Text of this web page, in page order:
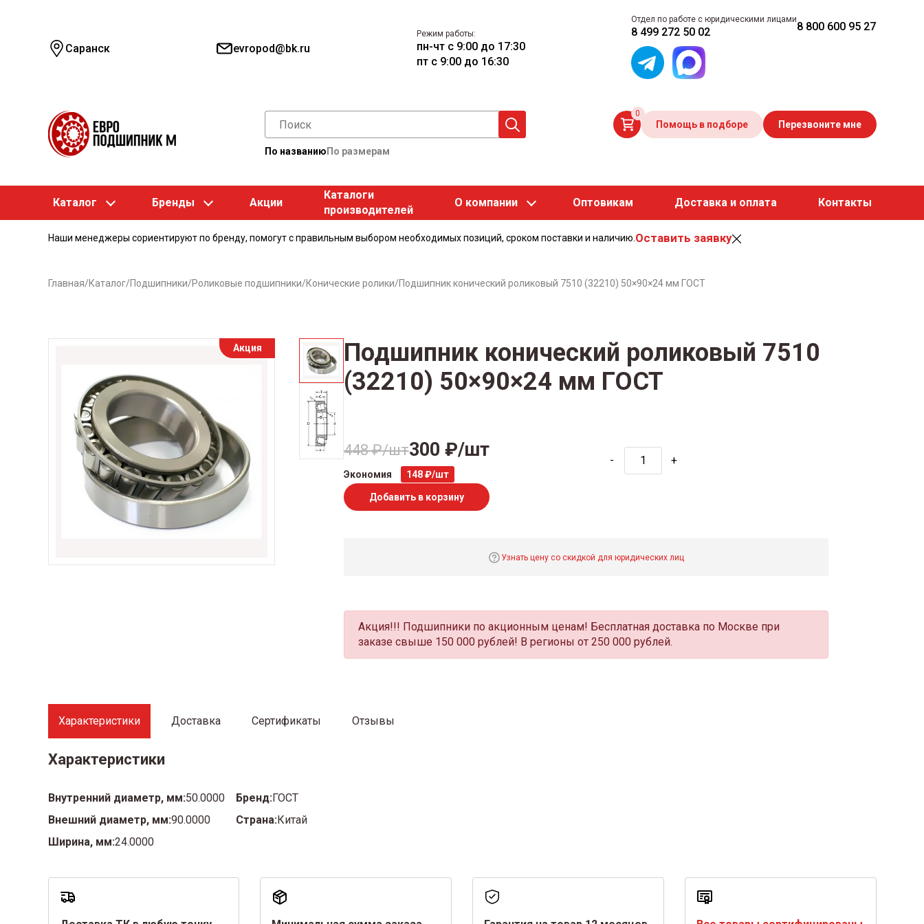
Саранск evropod@bk.ru
Режим работы:
пн-чт с 9:00 до 17:30
пт с 9:00 до 16:30
Отдел по работе с юридическими лицами
8 499 272 50 02 8 800 600 95 27
По названию По размерам
0
Помощь в подборе Перезвоните мне
Каталог Бренды Акции
Каталоги
производителей
О компании Оптовикам Доставка и оплата Контакты
Наши менеджеры сориентируют по бренду, помогут с правильным выбором необходимых позиций, сроком поставки и наличию. Оставить заявку
Главная/Каталог/Подшипники/Роликовые подшипники/Конические ролики/Подшипник конический роликовый 7510 (32210) 50×90×24 мм ГОСТ
Акция
Подшипник конический роликовый 7510
(32210) 50×90×24 мм ГОСТ
448 ₽/шт300 ₽/шт
Экономия 148 ₽/шт
- +
Добавить в корзину
Узнать цену со скидкой для юридических лиц
Акция!!! Подшипники по акционным ценам! Бесплатная доставка по Москве при
заказе свыше 150 000 рублей! В регионы от 250 000 рублей.
Характеристики Доставка Сертификаты Отзывы
Характеристики
Внутренний диаметр, мм:50.0000
Внешний диаметр, мм:90.0000
Ширина, мм:24.0000
Бренд:ГОСТ
Страна:Китай